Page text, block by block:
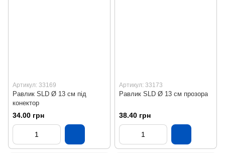
Артикул: 33169
Равлик SLD Ø 13 см під
конектор
34.00 грн
Артикул: 33173
Равлик SLD Ø 13 см прозора
38.40 грн